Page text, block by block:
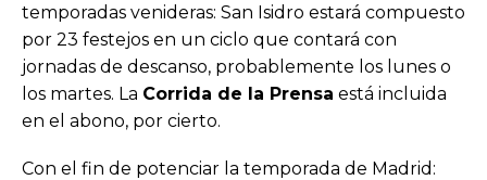
temporadas venideras: San Isidro estará compuesto
por 23 festejos en un ciclo que contará con
jornadas de descanso, probablemente los lunes o
los martes. La Corrida de la Prensa está incluida
en el abono, por cierto.
Con el fin de potenciar la temporada de Madrid: